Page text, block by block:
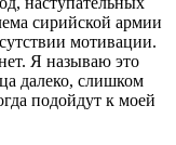
сирийской армии
мотивации.
Я называю это
далеко, слишком
подойдут к моей